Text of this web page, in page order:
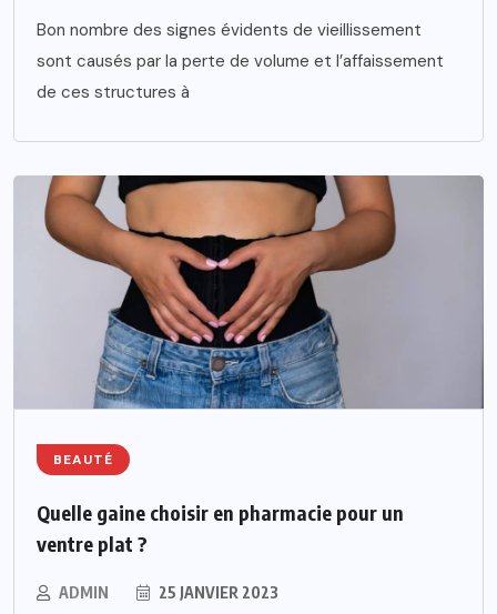
Bon nombre des signes évidents de vieillissement
sont causés par la perte de volume et l’affaissement
de ces structures à
BEAUTÉ
Quelle gaine choisir en pharmacie pour un
ventre plat ?
ADMIN 25 JANVIER 2023